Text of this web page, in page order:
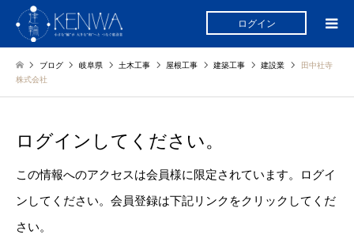
ログイン
ブログ 岐阜県 土木工事 屋根工事 建築工事 建設業
田中社寺
株式会社
ログインしてください。
この情報へのアクセスは会員様に限定されています。ログイ
ンしてください。会員登録は下記リンクをクリックしてくだ
さい。